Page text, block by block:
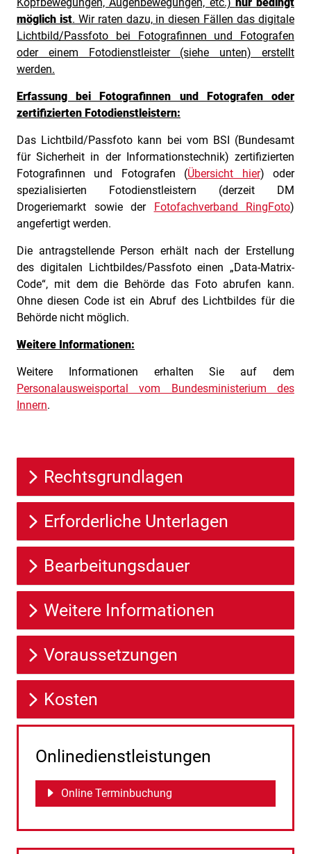
möglich ist. Wir raten dazu, in diesen Fällen das digitale
Lichtbild/Passfoto bei Fotografinnen und Fotografen
oder einem Fotodienstleister (siehe unten) erstellt
werden.
Erfassung bei Fotografinnen und Fotografen oder
zertifizierten Fotodienstleistern:
Das Lichtbild/Passfoto kann bei vom BSI (Bundesamt
für Sicherheit in der Informationstechnik) zertifizierten
Fotografinnen und Fotografen (Übersicht hier) oder
spezialisierten Fotodienstleistern (derzeit DM
Drogeriemarkt sowie der Fotofachverband RingFoto)
angefertigt werden.
Die antragstellende Person erhält nach der Erstellung
des digitalen Lichtbildes/Passfoto einen „Data-Matrix-
Code“, mit dem die Behörde das Foto abrufen kann.
Ohne diesen Code ist ein Abruf des Lichtbildes für die
Behörde nicht möglich.
Weitere Informationen:
Weitere Informationen erhalten Sie auf dem
Personalausweisportal vom Bundesministerium des
Innern.
Rechtsgrundlagen
Erforderliche Unterlagen
Bearbeitungsdauer
Weitere Informationen
Voraussetzungen
Kosten
Onlinedienstleistungen
Online Terminbuchung